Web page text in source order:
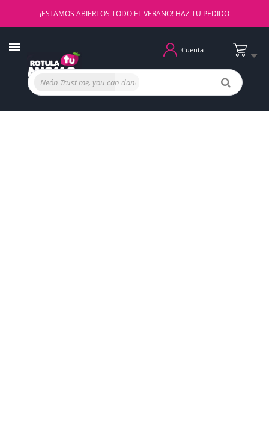
¡ESTAMOS ABIERTOS TODO EL VERANO! HAZ TU PEDIDO
Cuenta